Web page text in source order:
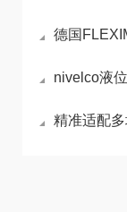
德国FLEXIM超声
nivelco液
精准适配多场景，